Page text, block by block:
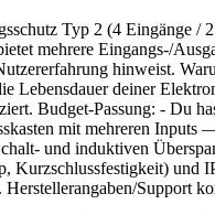
Typ 2 (4 Eingänge
mehrere Eingangs-/
hinweist.
Lebensdauer deiner
Budget-Passung: - Du
mit mehreren
und induktiven
Kurzschlussfestigkeit)
Support